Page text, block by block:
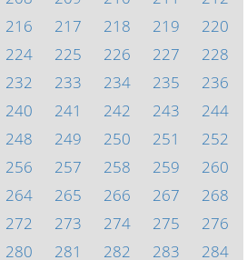
216 217 218 219
220
224 225 226 227
228
232 233 234 235
236
240 241 242 243
244
248 249 250 251
252
256 257 258 259
260
264 265 266 267
268
272 273 274 275
276
280 281 282 283
284